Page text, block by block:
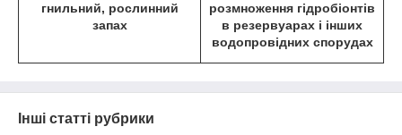
гнильний, рослинний
запах
розмноження гідробіонтів
в резервуарах і інших
водопровідних спорудах
Інші статті рубрики